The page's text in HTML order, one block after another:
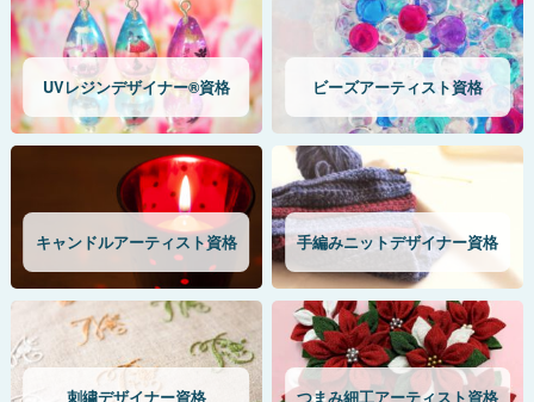
UVレジンデザイナー®資格 ビーズアーティスト資格
キャンドルアーティスト資格 手編みニットデザイナー資格
刺繍デザイナー資格 つまみ細工アーティスト資格